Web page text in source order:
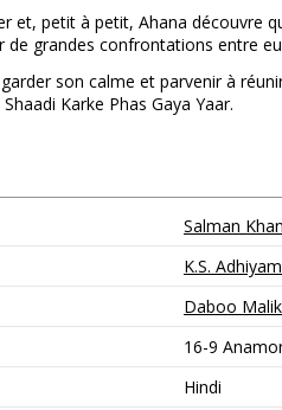
et, petit à petit, Ahana découvre
de grandes confrontations entre
son calme et parvenir à
Karke Phas Gaya Yaar.
Salman Khan
K.S.
Daboo Malik
16-9
Hindi